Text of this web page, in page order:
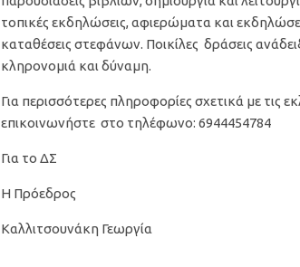
τοπικές εκδηλώσεις, αφιερώματα και
καταθέσεις στεφάνων. Ποικίλες δράσεις
κληρονομιά και δύναμη.
Για περισσότερες πληροφορίες σχετικά με
επικοινωνήστε στο τηλέφωνο: 6944454784
Για το ΔΣ
Η Πρόεδρος
Καλλιτσουνάκη Γεωργία